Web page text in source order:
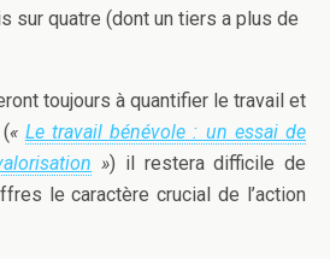
sur quatre (dont un tiers a plus de
toujours à quantifier le travail et
« Le travail bénévole : un essai de
») il restera difficile de
le caractère crucial de l’action